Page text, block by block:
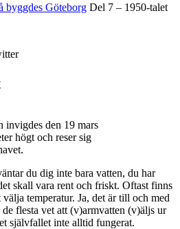
byggdes Göteborg Del 7 – 1950-talet
invigdes den 19 mars
högt och reser sig
du dig inte bara vatten, du har
skall vara rent och friskt. Oftast finns
temperatur. Ja, det är till och med
flesta vet att (v)armvatten (v)äljs ur
självfallet inte alltid fungerat.